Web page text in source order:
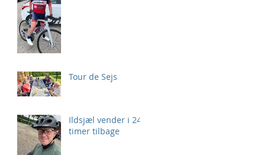
Tour de Sejs
Ildsjæl vender i 24
timer tilbage